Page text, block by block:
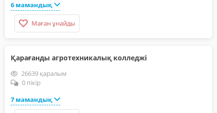
6 мамандық
Маған ұнайды
Қарағанды агротехникалық колледжі
26639 қаралым
0 пікір
7 мамандық